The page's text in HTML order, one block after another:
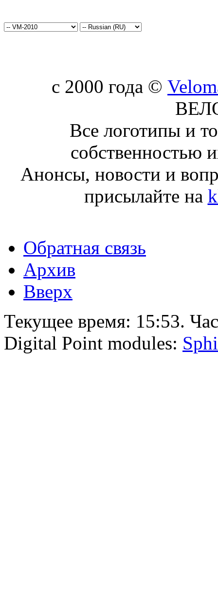
c 2000 года ©
Все логотипы и
собственностью
Анонсы, новости и
присылайте на
Обратная связь
Архив
Вверх
Текущее время: 15:53.
Digital Point modules: